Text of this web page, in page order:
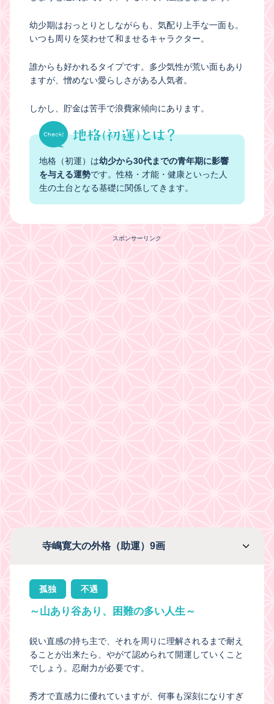
幼少期はおっとりとしながらも、気配り上手な一面も。
いつも周りを笑わせて和ませるキャラクター。
誰からも好かれるタイプです。多少気性が荒い面もあり
ますが、憎めない愛らしさがある人気者。
しかし、貯金は苦手で浪費家傾向にあります。
地格（初運）は幼少から30代までの青年期に影響
を与える運勢です。性格・才能・健康といった人
生の土台となる基礎に関係してきます。
スポンサーリンク
寺嶋寛大の外格（助運）9画
孤独 不遇
～山あり谷あり、困難の多い人生～
鋭い直感の持ち主で、それを周りに理解されるまで耐え
ることが出来たら、やがて認められて開運していくこと
でしょう。忍耐力が必要です。
秀才で直感力に優れていますが、何事も深刻になりすぎ